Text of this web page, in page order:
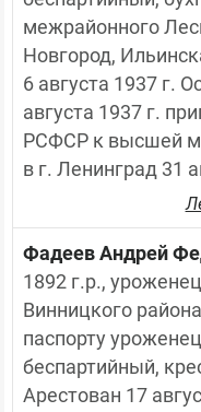
межрайонного
Новгород,
6 августа 1937 г.
августа 1937 г.
РСФСР к высшей
в г. Ленинград 31
Фадеев Андрей
1892 г.р.,
Винницкого
паспорту
беспартийный,
Арестован 17